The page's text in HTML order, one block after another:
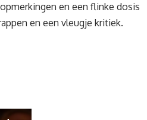
en een flinke dosis
en een vleugje kritiek.